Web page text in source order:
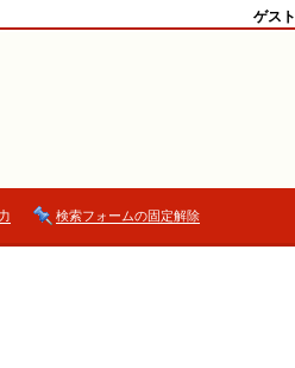
ゲスト
検索フォームの固定解除